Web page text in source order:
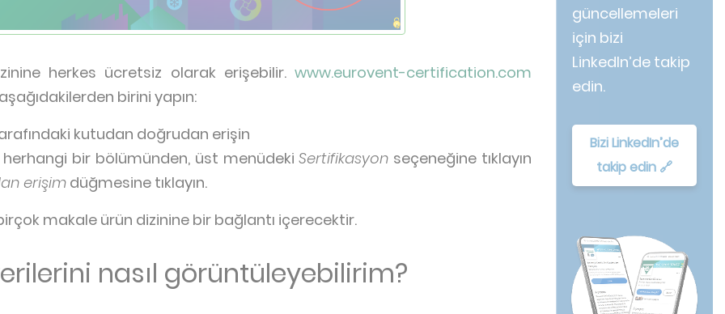
herkes ücretsiz olarak erişebilir. www.eurovent-certification.com
birini yapın:
kutudan doğrudan erişin
bir bölümünden, üst menüdekiSertifikasyon seçeneğine tıklayın
erişim düğmesine tıklayın.
makale ürün dizinine bir bağlantı içerecektir.
nasıl görüntüleyebilirim?
güncellemeleri
için bizi
LinkedIn’de takip
edin.
Bizi LinkedIn’de
takip edin 🔗